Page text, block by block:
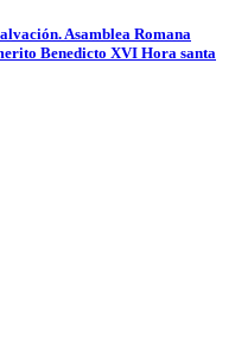
Asamblea Romana
Benedicto XVI Hora santa